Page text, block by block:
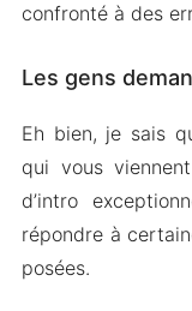
confronté à des
Les gens
Eh bien, je sais
qui vous
d’intro
répondre à
posées.